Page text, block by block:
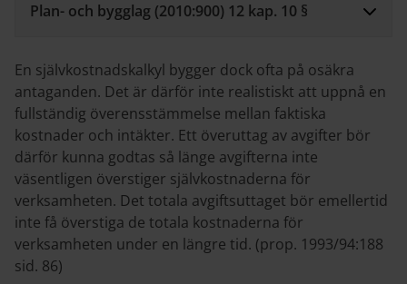
Plan- och bygglag (2010:900) 12 kap. 10 §
En självkostnadskalkyl bygger dock ofta på osäkra
antaganden. Det är därför inte realistiskt att uppnå en
fullständig överensstämmelse mellan faktiska
kostnader och intäkter. Ett överuttag av avgifter bör
därför kunna godtas så länge avgifterna inte
väsentligen överstiger självkostnaderna för
verksamheten. Det totala avgiftsuttaget bör emellertid
inte få överstiga de totala kostnaderna för
verksamheten under en längre tid. (prop. 1993/94:188
sid. 86)